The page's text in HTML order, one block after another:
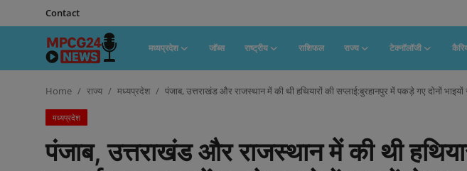
Contact
मध्यप्रदेश जॉब्स राष्ट्रीय राशिफल राज्य टेक्नॉलॉजी
Contact
मध्यप्रदेश
Home राज्य मध्यप्रदेश पंजाब, उत्तराखंड और राजस्थान में की थी हथियारों की सप्लाई:बुरहानपुर में पकड़े गए दोनों
मध्यप्रदेश
पंजाब, उत्तराखंड और राजस्थान में की थी